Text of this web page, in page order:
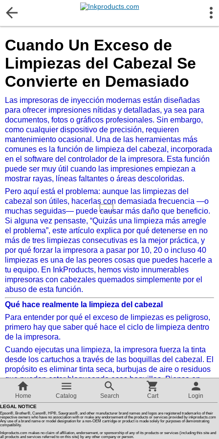
Cuando Un Exceso de
Limpiezas del Cabezal Se
Convierte en Demasiado
Las impresoras de inyección modernas están diseñadas
para ofrecer impresiones nítidas y detalladas, ya sea para
documentos, fotos o gráficos profesionales. Sin embargo,
como cualquier dispositivo de precisión, requieren
mantenimiento ocasional. Una de las herramientas más
comunes es la función de limpieza del cabezal, incorporada
en el software del controlador de la impresora. Esta función
puede ser muy útil cuando las impresiones empiezan a
mostrar rayas, líneas faltantes o áreas descoloridas.
Pero aquí está el problema: aunque las limpiezas del
cabezal son útiles, hacerlas con demasiada frecuencia —o
muchas seguidas— puede causar más daño que beneficio.
Si alguna vez pensaste, “Quizás una limpieza más arregle
el problema”, este artículo explica por qué detenerse en no
más de tres limpiezas consecutivas es la mejor práctica, y
por qué forzar la impresora a pasar por 10, 20 o incluso 40
limpiezas es una de las peores cosas que puedes hacerle a
tu equipo. En InkProducts, hemos visto innumerables
impresoras con cabezales quemados simplemente por el
abuso de esta función.
Qué hace realmente la limpieza del cabezal
Para entender por qué el exceso de limpiezas es peligroso,
primero hay que saber qué hace el ciclo de limpieza dentro
de la impresora.
Cuando ejecutas una limpieza, la impresora fuerza la tinta
desde los cartuchos a través de las boquillas del cabezal. El
propósito es eliminar tinta seca, burbujas de aire o residuos
que puedan estar bloqueando esas boquillas. Piensa en
ello como pasar agua por una pajilla obstruida: se usa
presión extra para limpiar el bloqueo.
Esto sucede durante un ciclo de limpieza:
Se extrae tinta hacia el cabezal.
Una pequeña bomba de succión (a menudo llamada bulbo
Home Catalog Search Cart Login
LEGAL NOTICE
Epson®, Brother®, Canon®, HP®, Sawgrass®, and other manufacturer brand names and logos are registered trademarks of their
respective owners who have no association with or make any endorsement of the products or services provided by inkproducts.com
Any use of a brand name or model designation for a non-OEM cartridge or product is made solely for purposes of demonstrating
compatibility.
Inkproducts.com makes no claim of affiliation, endorsement, or sponsorship of any of its products or services (including this site and
all products and services referred to on this site) by any other company or person.
More Information
Gift certificates
Contact us
LEGAL NOTICE
Customer Service
Terms & Conditions
Shipping
Privacy statement
Customer Reviews
How To Instructions & Videos
International Orders
About Us
Articles
Switch to desktop version